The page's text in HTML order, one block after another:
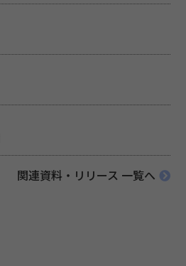
関連資料・リリース 一覧へ